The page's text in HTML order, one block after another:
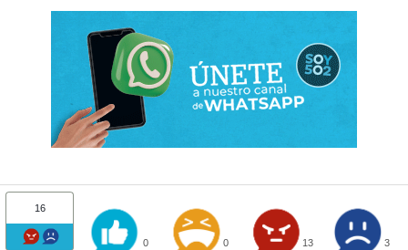
16
0 0 13 3